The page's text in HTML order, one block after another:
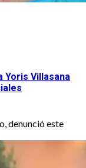
Yoris Villasana
denunció este